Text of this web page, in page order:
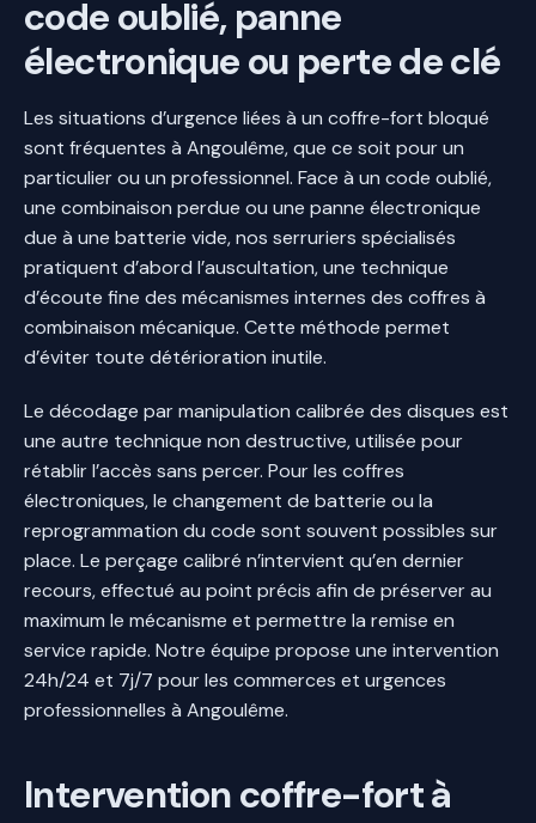
code oublié, panne
électronique ou perte de clé
Les situations d’urgence liées à un coffre-fort bloqué
sont fréquentes à Angoulême, que ce soit pour un
particulier ou un professionnel. Face à un code oublié,
une combinaison perdue ou une panne électronique
due à une batterie vide, nos serruriers spécialisés
pratiquent d’abord l’auscultation, une technique
d’écoute fine des mécanismes internes des coffres à
combinaison mécanique. Cette méthode permet
d’éviter toute détérioration inutile.
Le décodage par manipulation calibrée des disques est
une autre technique non destructive, utilisée pour
rétablir l’accès sans percer. Pour les coffres
électroniques, le changement de batterie ou la
reprogrammation du code sont souvent possibles sur
place. Le perçage calibré n’intervient qu’en dernier
recours, effectué au point précis afin de préserver au
maximum le mécanisme et permettre la remise en
service rapide. Notre équipe propose une intervention
24h/24 et 7j/7 pour les commerces et urgences
professionnelles à Angoulême.
Intervention coffre-fort à